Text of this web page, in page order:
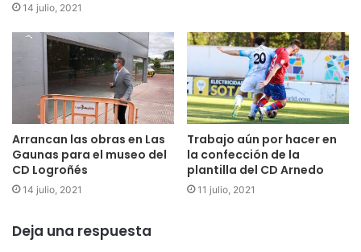
14 julio, 2021
Arrancan las obras en Las
Gaunas para el museo del
CD Logroñés
14 julio, 2021
Trabajo aún por hacer en
la confección de la
plantilla del CD Arnedo
11 julio, 2021
Deja una respuesta